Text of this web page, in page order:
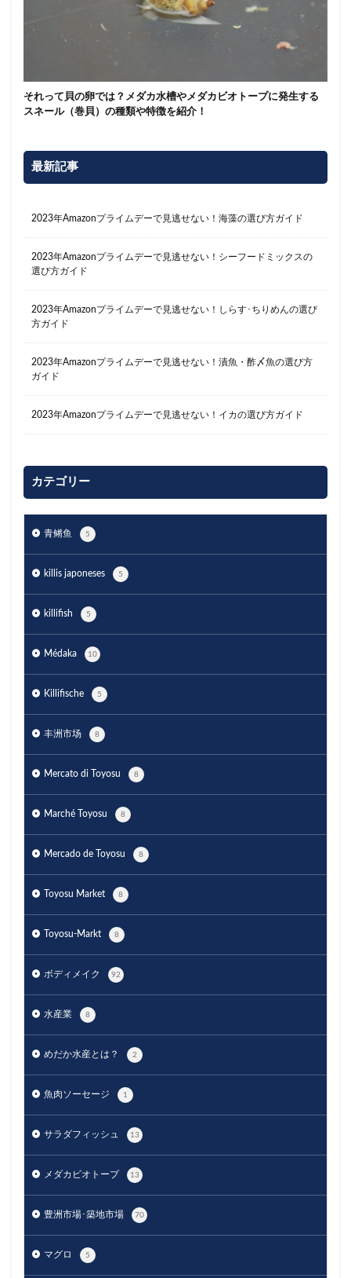
それって貝の卵では？メダカ水槽やメダカビオトープに発生する
スネール（巻貝）の種類や特徴を紹介！
最新記事
2023年Amazonプライムデーで見逃せない！海藻の選び方ガイド
2023年Amazonプライムデーで見逃せない！シーフードミックスの
選び方ガイド
2023年Amazonプライムデーで見逃せない！しらす･ちりめんの選び
方ガイド
2023年Amazonプライムデーで見逃せない！漬魚・酢〆魚の選び方
ガイド
2023年Amazonプライムデーで見逃せない！イカの選び方ガイド
カテゴリー
青鳉鱼 5
killis japoneses 5
killifish 5
Médaka 10
Killifische 5
丰洲市场 8
Mercato di Toyosu 8
Marché Toyosu 8
Mercado de Toyosu 8
Toyosu Market 8
Toyosu-Markt 8
ボディメイク 92
水産業 8
めだか水産とは？ 2
魚肉ソーセージ 1
サラダフィッシュ 13
メダカビオトープ 13
豊洲市場･築地市場 70
マグロ 5